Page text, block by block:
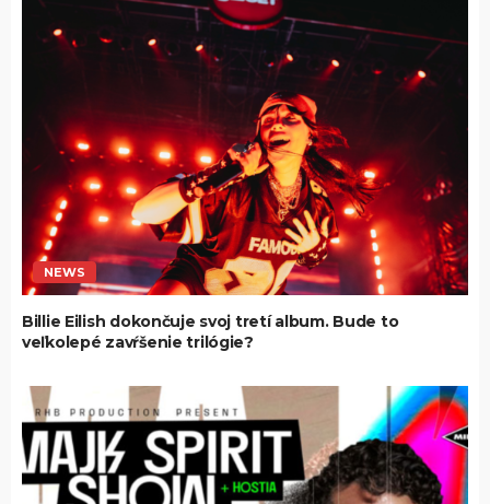
NEWS
Billie Eilish dokončuje svoj tretí album. Bude to
veľkolepé zavŕšenie trilógie?